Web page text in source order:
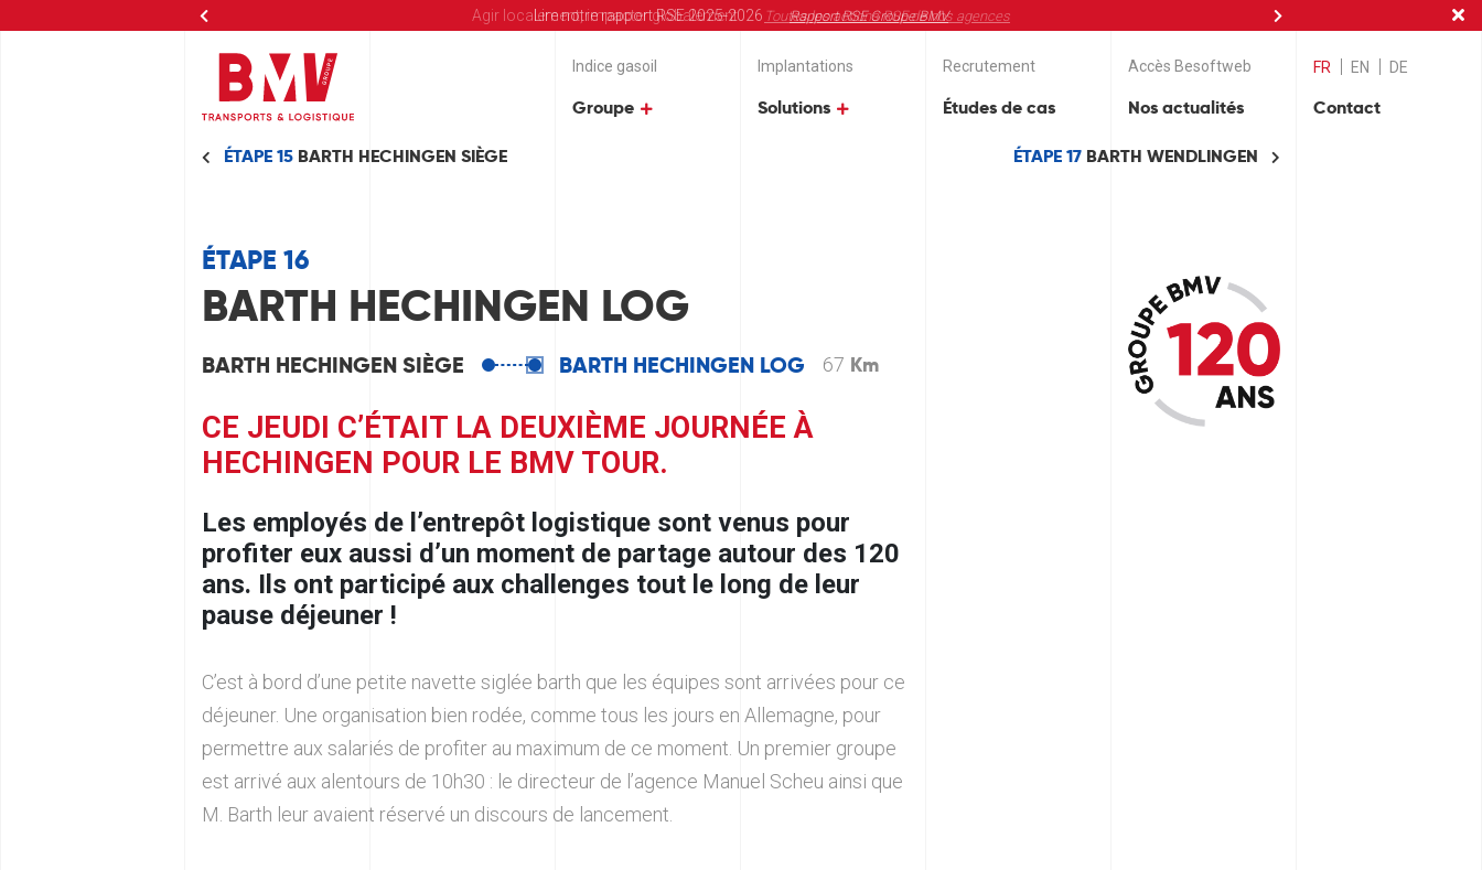
Lire notre rapport RSE 2025-2026 Rapport RSE Groupe BMV
Agir localement, impacter globalement Toutes les actions RSE de nos agences
BMV, présent pour servir les entrepreneurs en savoir plus
Indice gasoil
Groupe
Implantations
Solutions
Recrutement
Études de cas
Accès Besoftweb
Nos actualités
FR EN DE
Contact
ÉTAPE 15 BARTH HECHINGEN SIÈGE ÉTAPE 17 BARTH WENDLINGEN
ÉTAPE 16
BARTH HECHINGEN LOG
BARTH HECHINGEN SIÈGE BARTH HECHINGEN LOG 67 Km
CE JEUDI C’ÉTAIT LA DEUXIÈME JOURNÉE À
HECHINGEN POUR LE BMV TOUR.
Les employés de l’entrepôt logistique sont venus pour
profiter eux aussi d’un moment de partage autour des 120
ans. Ils ont participé aux challenges tout le long de leur
pause déjeuner !
C’est à bord d’une petite navette siglée barth que les équipes sont arrivées pour ce
déjeuner. Une organisation bien rodée, comme tous les jours en Allemagne, pour
permettre aux salariés de profiter au maximum de ce moment. Un premier groupe
est arrivé aux alentours de 10h30 : le directeur de l’agence Manuel Scheu ainsi que
M. Barth leur avaient réservé un discours de lancement.